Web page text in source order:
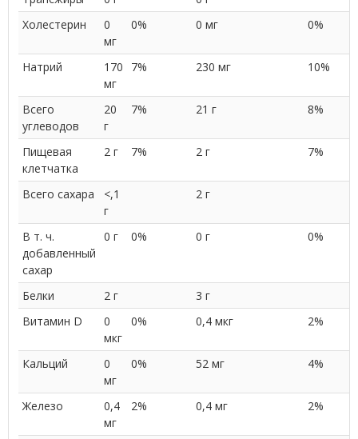
Холестерин
0
мг
0% 0 мг 0%
Натрий
170
мг
7% 230 мг 10%
Всего
углеводов
20
г
7% 21 г 8%
Пищевая
клетчатка
2 г 7% 2 г 7%
Всего сахара
<,1
г
2 г
В т. ч.
добавленный
сахар
0 г 0% 0 г 0%
Белки 2 г
3 г
Витамин D
0
мкг
0% 0,4 мкг 2%
Кальций
0
мг
0% 52 мг 4%
Железо
0,4
мг
2% 0,4 мг 2%